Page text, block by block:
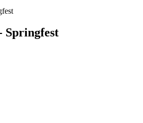
Springfest